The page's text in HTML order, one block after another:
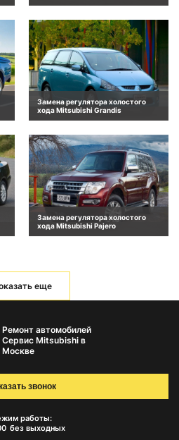
Замена регулятора холостого
хода Mitsubishi Grandis
Замена регулятора холостого
хода Mitsubishi Pajero
еще
Ремонт автомобилей
Сервис Mitsubishi в
Москве
работы:
без выходных
звонок